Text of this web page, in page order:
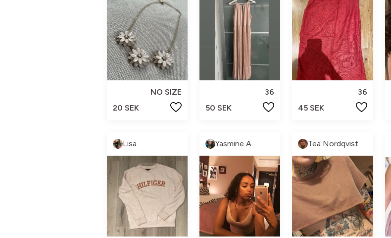
NO SIZE
20 SEK
36
50 SEK
36
45 SEK
Lisa Yasmine A Tea Nordqvist